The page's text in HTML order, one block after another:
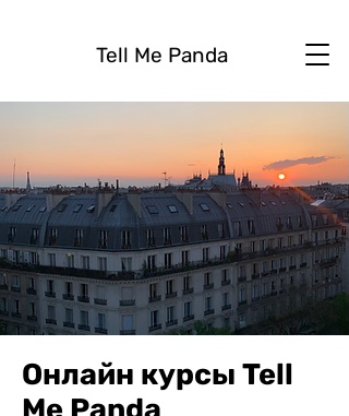
Tell Me Panda
Онлайн курсы Tell